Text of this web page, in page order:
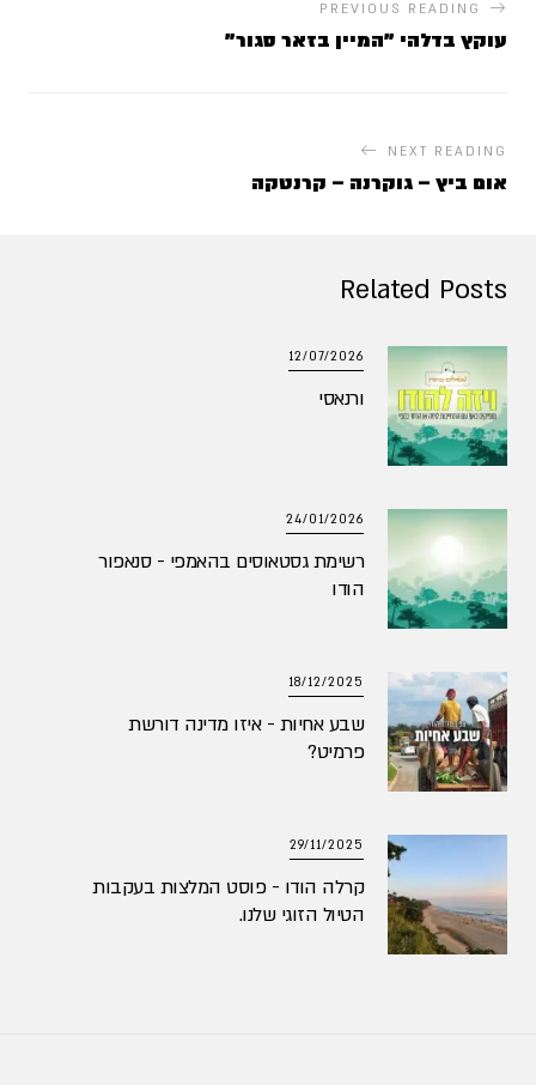
PREVIOUS READING
עוקץ בדלהי "המיין בזאר סגור"
NEXT READING
אום ביץ – גוקרנה – קרנטקה
Related Posts
12/07/2026
ורנאסי
24/01/2026
רשימת גסטאוסים בהאמפי - סנאפור
הודו
18/12/2025
שבע אחיות - איזו מדינה דורשת
פרמיט?
29/11/2025
קרלה הודו - פוסט המלצות בעקבות
הטיול הזוגי שלנו.